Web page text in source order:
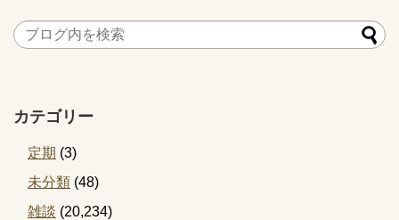
カテゴリー
定期 (3)
未分類 (48)
雑談 (20,234)